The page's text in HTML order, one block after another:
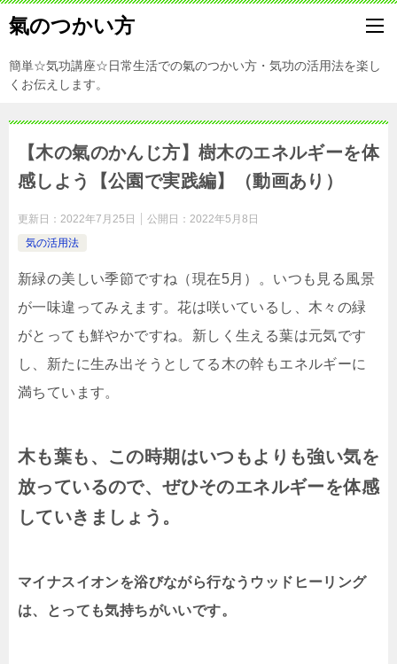
氣のつかい方
簡単☆気功講座☆日常生活での氣のつかい方・気功の活用法を楽し
くお伝えします。
【木の氣のかんじ方】樹木のエネルギーを体
感しよう【公園で実践編】（動画あり）
更新日： 2022年7月25日 公開日： 2022年5月8日
気の活用法
新緑の美しい季節ですね（現在5月）。いつも見る風景
が一味違ってみえます。花は咲いているし、木々の緑
がとっても鮮やかですね。新しく生える葉は元気です
し、新たに生み出そうとしてる木の幹もエネルギーに
満ちています。
木も葉も、この時期はいつもよりも強い気を
放っているので、ぜひそのエネルギーを体感
していきましょう。
マイナスイオンを浴びながら行なうウッドヒーリング
は、とっても気持ちがいいです。